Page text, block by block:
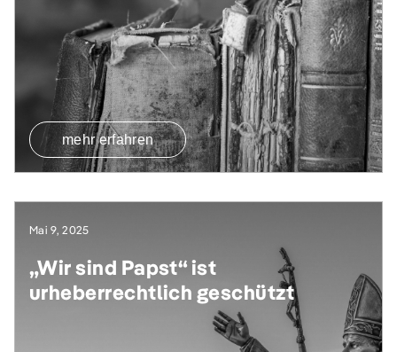
mehr erfahren
Mai 9, 2025
„Wir sind Papst“ ist
urheberrechtlich geschützt